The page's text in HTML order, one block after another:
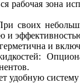
рабочая зона
своих
и
и
удобную систему